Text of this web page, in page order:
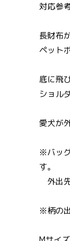
対応参
長財布
ペット
底に飛
ショル
愛犬が
※バッ
す。
外出
※柄の